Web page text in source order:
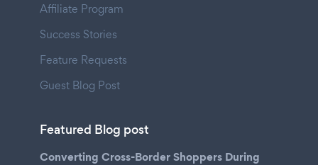
Affiliate Program
Success Stories
Feature Requests
Guest Blog Post
Featured Blog post
Converting Cross-Border Shoppers During